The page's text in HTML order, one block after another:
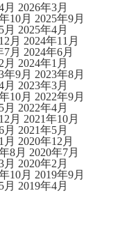
月 2026年3月
10月 2025年9月
月 2025年4月
月 2024年11月
7月 2024年6月
月 2024年1月
年9月 2023年8月
月 2023年3月
10月 2022年9月
月 2022年4月
月 2021年10月
月 2021年5月
月 2020年12月
8月 2020年7月
月 2020年2月
10月 2019年9月
月 2019年4月